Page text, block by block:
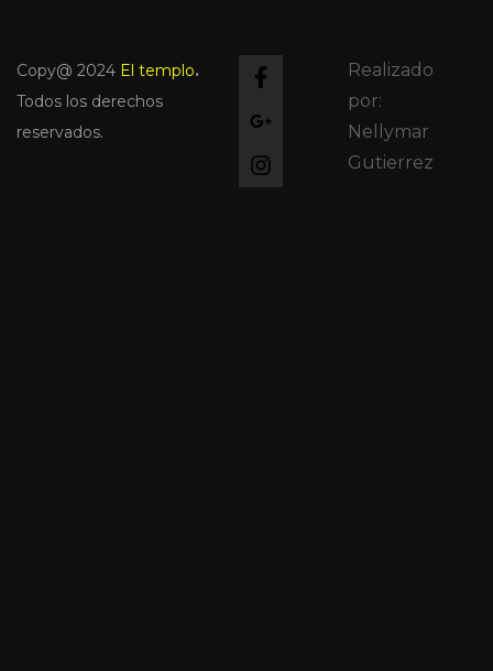
Copy@ 2024 El templo.
Todos los derechos
reservados.
Realizado
por:
Nellymar
Gutierrez